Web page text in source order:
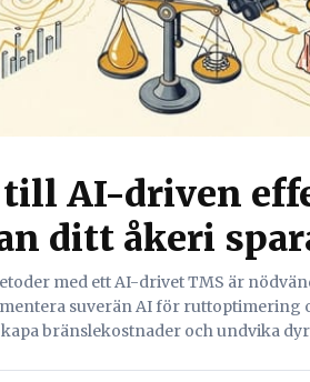
till AI-driven
ditt åkeri
med ett AI-drivet TMS är
suverän AI för ruttoptimering
bränslekostnader och undvika